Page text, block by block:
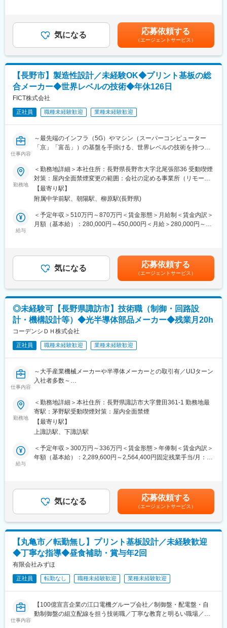
年休：120日程度
各プロジェクト先の営業担当もついており、業務状況やご本人の
体調など気にかけていただける環境です。
◆配属後の流れ・安心のフォローアップ体制：
モノ作りの流れを理解していただくために、生産工程からスター
ト。並行してeラーニングのサポート研修、技術研修、キャリアア
ドバイザーによる面談(相談いつでも可能)等を通じて2年～3年程
度のアサイン案件に携わります。
さらに半年に1度、営業とプロジェクトリーダーと面談し、自身の
状態や希望に合わせて適切なプロジェクトに配属できるような体
＜eラーニング研修＞
テキストを用いて勉強が可能です。
・Word/Excel/Powerpoint
・衛生管理者試験 関係法令
・工程リーダー研修
・CAD_CATIA（設計ツール）など
電気・電子機器の回路設計、設計検討・設計計画の立案補佐
生産技術業務（量産立ち上げ支援、製造工程の改善検討 等）
試験・評価・検査業務
半導体プロセスに関わる技術業務
CAD（CR-8000 等）を用いた設計業務
※担当業務はプロジェクトにより異なりますが、
「設計だけで終わらない」幅広い工程に携わることで、技術の引
き出しを増やせる環境です。
＜おすすめポイント＞
◎年間900回以上のエンジニア主催技術勉強会で圧倒的成長環境
◎業界や職種を超えたメイテックの仲間とつながり自主勉強会も
◎最先端の技術情報を知る担当営業とともに身に着けるべき技術
や経験すべき業界を考え、キャリアを形成できる戦略的ローテー
ション制度
◎配属先メーカーの現場新入社員OJT・技術指導を担うほどの技
術力への圧倒的信頼
◎東証プライム上場企業グループ
◎メイテックグループで1300社以上と取引があり安定性抜群
■福利厚生
●単身赴任手当・帰省手当
50,000~55,000円／月
月2回分帰省手当
変更の範囲：会社の定める業務
気になる 応募依頼する
（エージェントサービス）
【長野市】製造性設計／未経験OK◆プリント基板の総
合メーカー◆世界レベルの技術◆年休126日
FICT株式会社
正社員 職種未経験歓迎 業種未経験歓迎
仕事内容
～最先端のインフラ（5G）やマシン（スーパーコンピューター
「京」「富岳」）の基盤を手掛ける、世界レベルの技術を持つ優
■業務概要：
当社の製造性設計をお任せします。
【具体的なミッション】
●プリント基板製造データ作成作業(KLA社のINCAMを用いた以下
業務)
・製造データ編集（面付け、合成）
・電気試験、インラインチェックデータ作成
●マスタ管理業務(設計データ、顧客図面などからプリント基板製
造に必要な仕様情報の登録・管理)
・非規制含有物質調査
★製造性設計とは？
法です。工程がスムーズになり、コスト削減や品質向上が見込ま
れます。
設計のチェック：製品が製造可能か確認します。
製造可否の判断：設計図を基に、問題なく製造できるか判断しま
代替案の提案：製造が難しい場合は代替案を提案し、設計を修正
します。
シミュレーションの実施：ツールで工程をシミュレーションし、
問題点を洗い出します。
■当社について
当社は川崎で創業し、約50年前に長野に移転しました。しばらく
■当社の特徴
・富士通の基板製造部門を前身とし、約半世紀の歴史を誇る企
業。
・国内外の企業に高品質な技術を提供し続けており、世界No.1ス
ピードの『スーパーコンピュータ富岳』プロジェクトにも参画。
■当社の強み
・技術力：伝送損失の少ない基板材料とハイブリッド材の適用や
光実装技術など、最先端の技術を駆使。
・実績：『スーパーコンピュータ富岳』において、基板設計から
製造まで全工程を成功裏に進行。
勤務地
＜勤務地詳細＞本社住所：長野県長野市大字北尾張部36 受動喫煙
対策：屋内全面禁煙変更の範囲：会社の定める事業所（リモート
ワーク含む）
【最寄り駅】
附属中学前駅、朝陽駅、柳原駅(長野県)
給与
＜予定年収＞510万円～870万円＜賃金形態＞月給制＜賃金内訳＞
月額（基本給）：280,000円～450,000円＜月給＞280,000円～
年1回（6月）賃金はあくまでも目安の金額であり、選考を通じて
上下する可能性があります。月給(月額)は固定手当を含めた表記で
気になる 応募依頼する
（エージェントサービス）
◎未経験可【長野県諏訪市】技術職（制御・回路設
計・機構設計等）◆光半導体部品メーカー◆残業月20h
コーデンシＤＨ株式会社
正社員 職種未経験歓迎 業種未経験歓迎
仕事内容
～大手産業機械メーカーや半導体メーカーとの取引有／UIJターン
入社者多数～
■業務内容：
光センサーの制御や駆動回路設計やファーム、ソフトウェアの設
計・プリント基板のＡ／ＷやCase、Holderなどの樹脂成型の構造
設計などに関するお仕事をお任せします。
■主な仕事：
・電気回路設計・アートワーク設計【センサー及び制御回路など
設計】
・顧客先・加工先との打ち合わせ
・その他、製造部への作業指示書などの作成も行います。社内外
の「人と関わりながら進める仕事」が多岐にわたります。
京都に在るコーデンシグループの一員として、環境／品質ＩＳＯ
を取得。
きれいな職場環境と教育管理により高い品質を提供する事で、お
客様に評価もいただいています。
勤務地
＜勤務地詳細＞本社住所：長野県諏訪市大字豊田361-1 勤務地最
寄駅：茅野駅受動喫煙対策：屋内全面禁煙
【最寄り駅】
上諏訪駅、下諏訪駅
給与
＜予定年収＞300万円～336万円＜賃金形態＞年俸制＜賃金内訳＞
年額（基本給）：2,289,600円～2,564,400円固定残業手当/月：
補足＞別途、期末実績により一時金を支給する場合があります
（今年実績：２ヶ月分）※設立以来10年以上毎年支給されていま
す。■昇給：あり ※1月あたり4,200円～20,000円（前年度実績）
賃金はあくまでも目安の金額であり、選考を通じて上下する可能
性があります。月給(月額)は固定手当を含めた表記です。
気になる 応募依頼する
（エージェントサービス）
【丸亀市／転勤無し】プリント基板設計／未経験歓迎
◆丁寧な指導◆昼食補助・賞与年2回
有限会社みずほ
正社員 転勤なし 職種未経験歓迎 業種未経験歓迎
仕事内容
【100億宣言企業の江口電機グループ会社／制御盤・配電盤・自
動制御盤の組立配線を担う技術職／丁寧な教育と明るい職場／未